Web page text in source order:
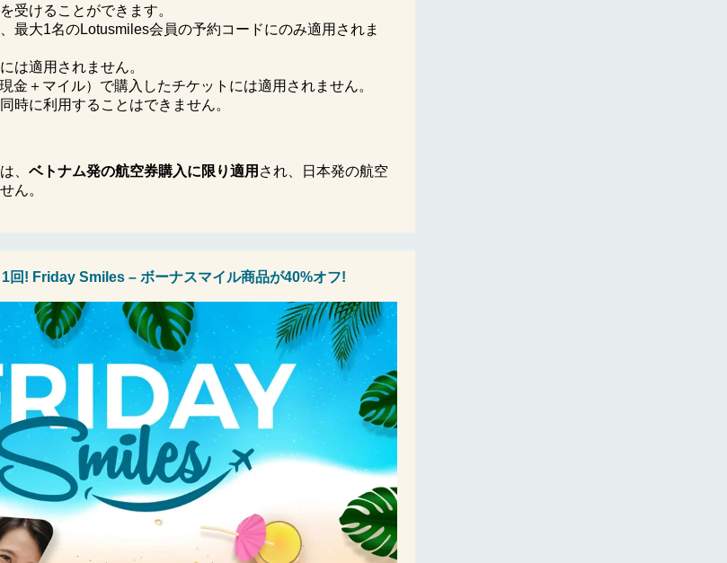
受けることができます。
最大1名のLotusmiles会員の予約コードにのみ適用されま
は適用されません。
金＋マイル）で購入したチケットには適用されません。
時に利用することはできません。
、 ベトナム発の航空券購入に限り適用 され、日本発の航空
ん。
回 ! Friday Smiles – ボーナスマイル商品が40%オフ!